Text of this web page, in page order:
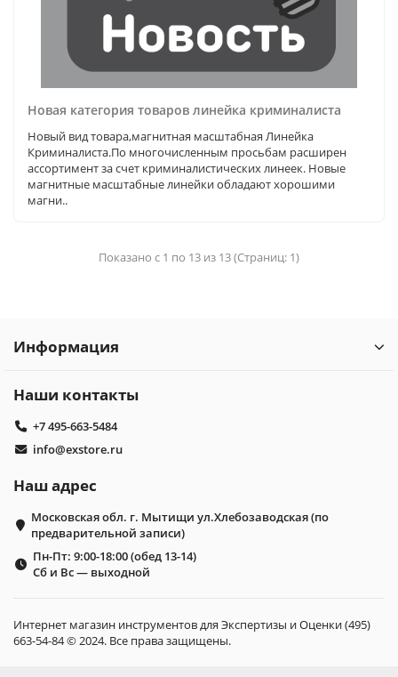
Новая категория товаров линейка криминалиста
Новый вид товара,магнитная масштабная Линейка
Криминалиста.По многочисленным просьбам расширен
ассортимент за счет криминалистических линеек. Новые
магнитные масштабные линейки обладают хорошими
магни..
Показано с 1 по 13 из 13 (Страниц: 1)
Информация
Наши контакты
+7 495-663-5484
info@exstore.ru
Наш адрес
Московская обл. г. Мытищи ул.Хлебозаводская (по
предварительной записи)
Пн-Пт: 9:00-18:00 (обед 13-14)
Сб и Вс — выходной
Интернет магазин инструментов для Экспертизы и Оценки (495)
663-54-84 © 2024. Все права защищены.